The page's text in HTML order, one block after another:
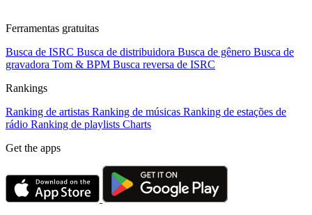
Ferramentas gratuitas
Busca de ISRC Busca de distribuidora Busca de gênero Busca de
gravadora Tom & BPM Busca reversa de ISRC
Rankings
Ranking de artistas Ranking de músicas Ranking de estações de
rádio Ranking de playlists Charts
Get the apps